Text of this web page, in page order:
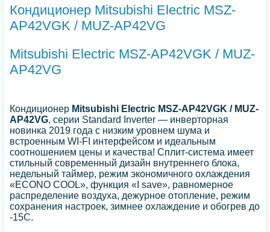
Кондиционер Mitsubishi Electric MSZ-
AP42VGK / MUZ-AP42VG
Mitsubishi Electric MSZ-AP42VGK / MUZ-
AP42VG
Кондиционер Mitsubishi Electric MSZ-AP42VGK / MUZ-
AP42VG, серии Standard Inverter — инверторная
новинка 2019 года с низким уровнем шума и
встроенным WI-FI интерфейсом и идеальным
соотношением цены и качества! Сплит-система имеет
стильный современный дизайн внутреннего блока,
недельный таймер, режим экономичного охлаждения
«ECONO COOL», функция «I save», равномерное
распределение воздуха, дежурное отопление, режим
сохранения настроек, зимнее охлаждение и обогрев до
-15С.